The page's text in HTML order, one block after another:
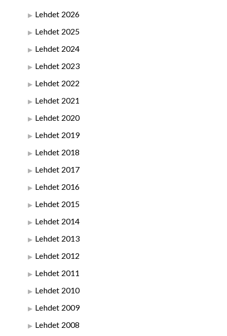
Lehdet 2026
Lehdet 2025
Lehdet 2024
Lehdet 2023
Lehdet 2022
Lehdet 2021
Lehdet 2020
Lehdet 2019
Lehdet 2018
Lehdet 2017
Lehdet 2016
Lehdet 2015
Lehdet 2014
Lehdet 2013
Lehdet 2012
Lehdet 2011
Lehdet 2010
Lehdet 2009
Lehdet 2008